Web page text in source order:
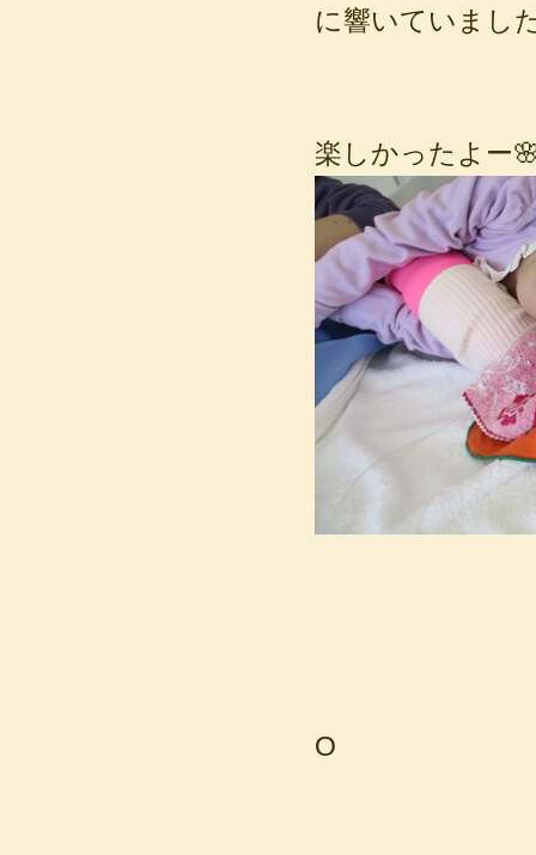
に響いていまし
楽しかったよー
O